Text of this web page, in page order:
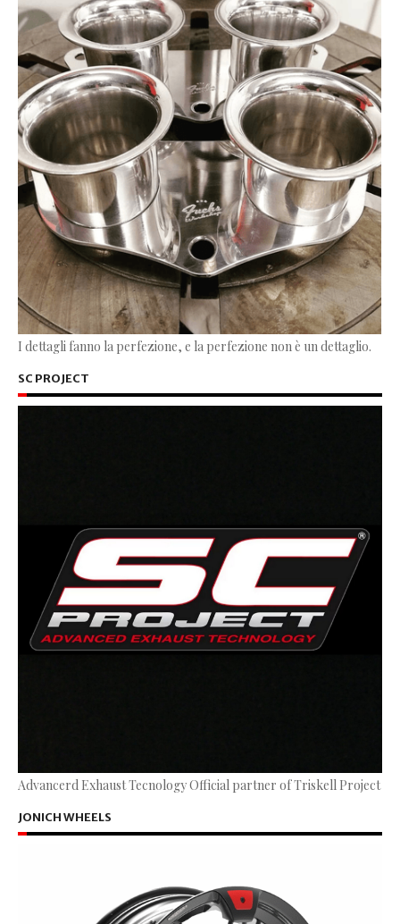
I dettagli fanno la perfezione, e la perfezione non è un dettaglio.
SC PROJECT
Advancerd Exhaust Tecnology Official partner of Triskell Project
JONICH WHEELS